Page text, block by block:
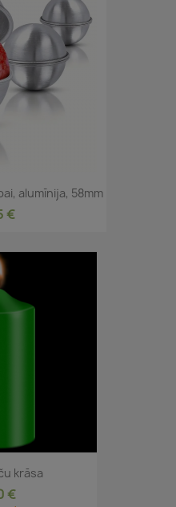
alumīnija, 58mm
€
krāsa
€